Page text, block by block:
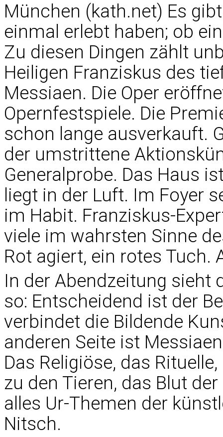
München (kath.net) Es
einmal erlebt haben; ob
Zu diesen Dingen zählt
Heiligen Franziskus des
Messiaen. Die Oper
Opernfestspiele. Die
schon lange ausverkauft.
der umstrittene
Generalprobe. Das Haus
liegt in der Luft. Im Foyer
im Habit. Franziskus-
viele im wahrsten Sinne
Rot agiert, ein rotes Tuch.
In der Abendzeitung sieht
so: Entscheidend ist der
verbindet die Bildende
anderen Seite ist
Das Religiöse, das
zu den Tieren, das Blut
alles Ur-Themen der
Nitsch.